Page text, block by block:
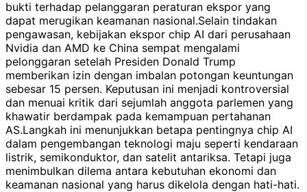
bukti terhadap pelanggaran peraturan ekspor yang
dapat merugikan keamanan nasional.Selain tindakan
pengawasan, kebijakan ekspor chip AI dari perusahaan
Nvidia dan AMD ke China sempat mengalami
pelonggaran setelah Presiden Donald Trump
memberikan izin dengan imbalan potongan keuntungan
sebesar 15 persen. Keputusan ini menjadi kontroversial
dan menuai kritik dari sejumlah anggota parlemen yang
khawatir berdampak pada kemampuan pertahanan
AS.Langkah ini menunjukkan betapa pentingnya chip AI
dalam pengembangan teknologi maju seperti kendaraan
listrik, semikonduktor, dan satelit antariksa. Tetapi juga
menimbulkan dilema antara kebutuhan ekonomi dan
keamanan nasional yang harus dikelola dengan hati-hati.